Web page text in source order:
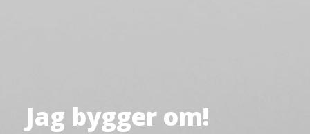
Jag bygger om!